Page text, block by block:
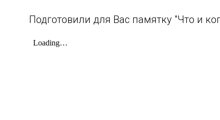
Подготовили для Вас памятку "Что и